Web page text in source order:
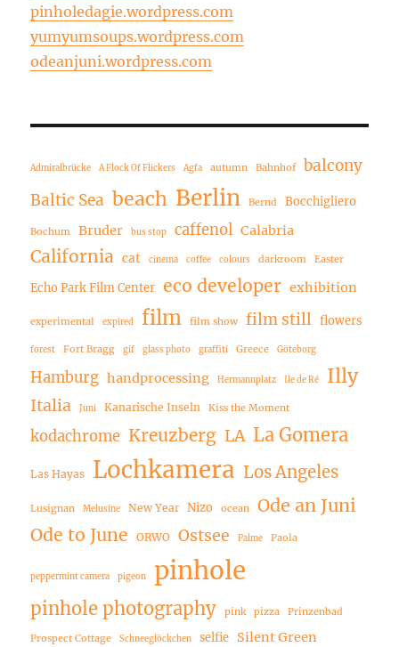
pinholedagie.wordpress.com
yumyumsoups.wordpress.com
odeanjuni.wordpress.com
Admiralbrücke A Flock Of Flickers Agfa autumn Bahnhof
balcony
Baltic Sea beach Berlin Bernd Bocchigliero
Bochum Bruder bus stop caffenol Calabria
California cat cinema coffee colours darkroom Easter
Echo Park Film Center eco developer exhibition
experimental expired film film show film still flowers
forest Fort Bragg gif glass photo graffiti Greece Göteborg
Hamburg handprocessing Hermannplatz Ile de Ré Illy
Italia Juni Kanarische Inseln Kiss the Moment
kodachrome Kreuzberg LA La Gomera
Las Hayas Lochkamera Los Angeles
Lusignan Melusine New Year Nizo ocean
Ode an Juni
Ode to June
ORWO Ostsee Palme Paola
peppermint camera pigeon pinhole
pinhole photography pink pizza Prinzenbad
Prospect Cottage Schneeglöckchen selfie Silent Green